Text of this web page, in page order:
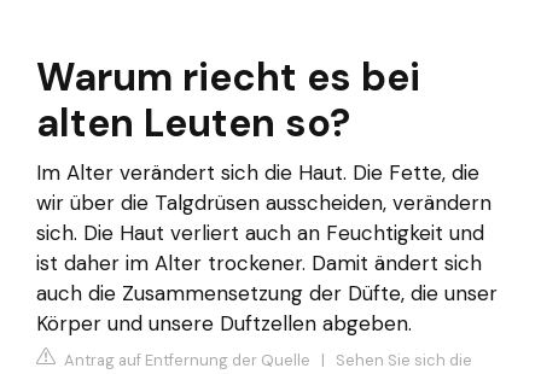
Warum riecht es bei
alten Leuten so?
Im Alter verändert sich die Haut. Die Fette, die
wir über die Talgdrüsen ausscheiden, verändern
sich. Die Haut verliert auch an Feuchtigkeit und
ist daher im Alter trockener. Damit ändert sich
auch die Zusammensetzung der Düfte, die unser
Körper und unsere Duftzellen abgeben.
Antrag auf Entfernung der Quelle | Sehen Sie sich die